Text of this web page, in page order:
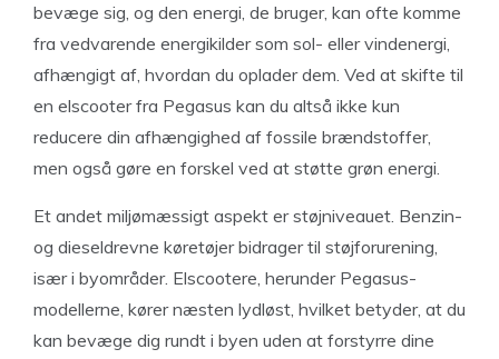
bevæge sig, og den energi, de bruger, kan ofte komme
fra vedvarende energikilder som sol- eller vindenergi,
afhængigt af, hvordan du oplader dem. Ved at skifte til
en elscooter fra Pegasus kan du altså ikke kun
reducere din afhængighed af fossile brændstoffer,
men også gøre en forskel ved at støtte grøn energi.
Et andet miljømæssigt aspekt er støjniveauet. Benzin-
og dieseldrevne køretøjer bidrager til støjforurening,
især i byområder. Elscootere, herunder Pegasus-
modellerne, kører næsten lydløst, hvilket betyder, at du
kan bevæge dig rundt i byen uden at forstyrre dine